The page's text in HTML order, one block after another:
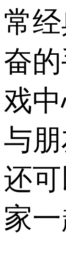
常
奋
戏
与朋
还
家一